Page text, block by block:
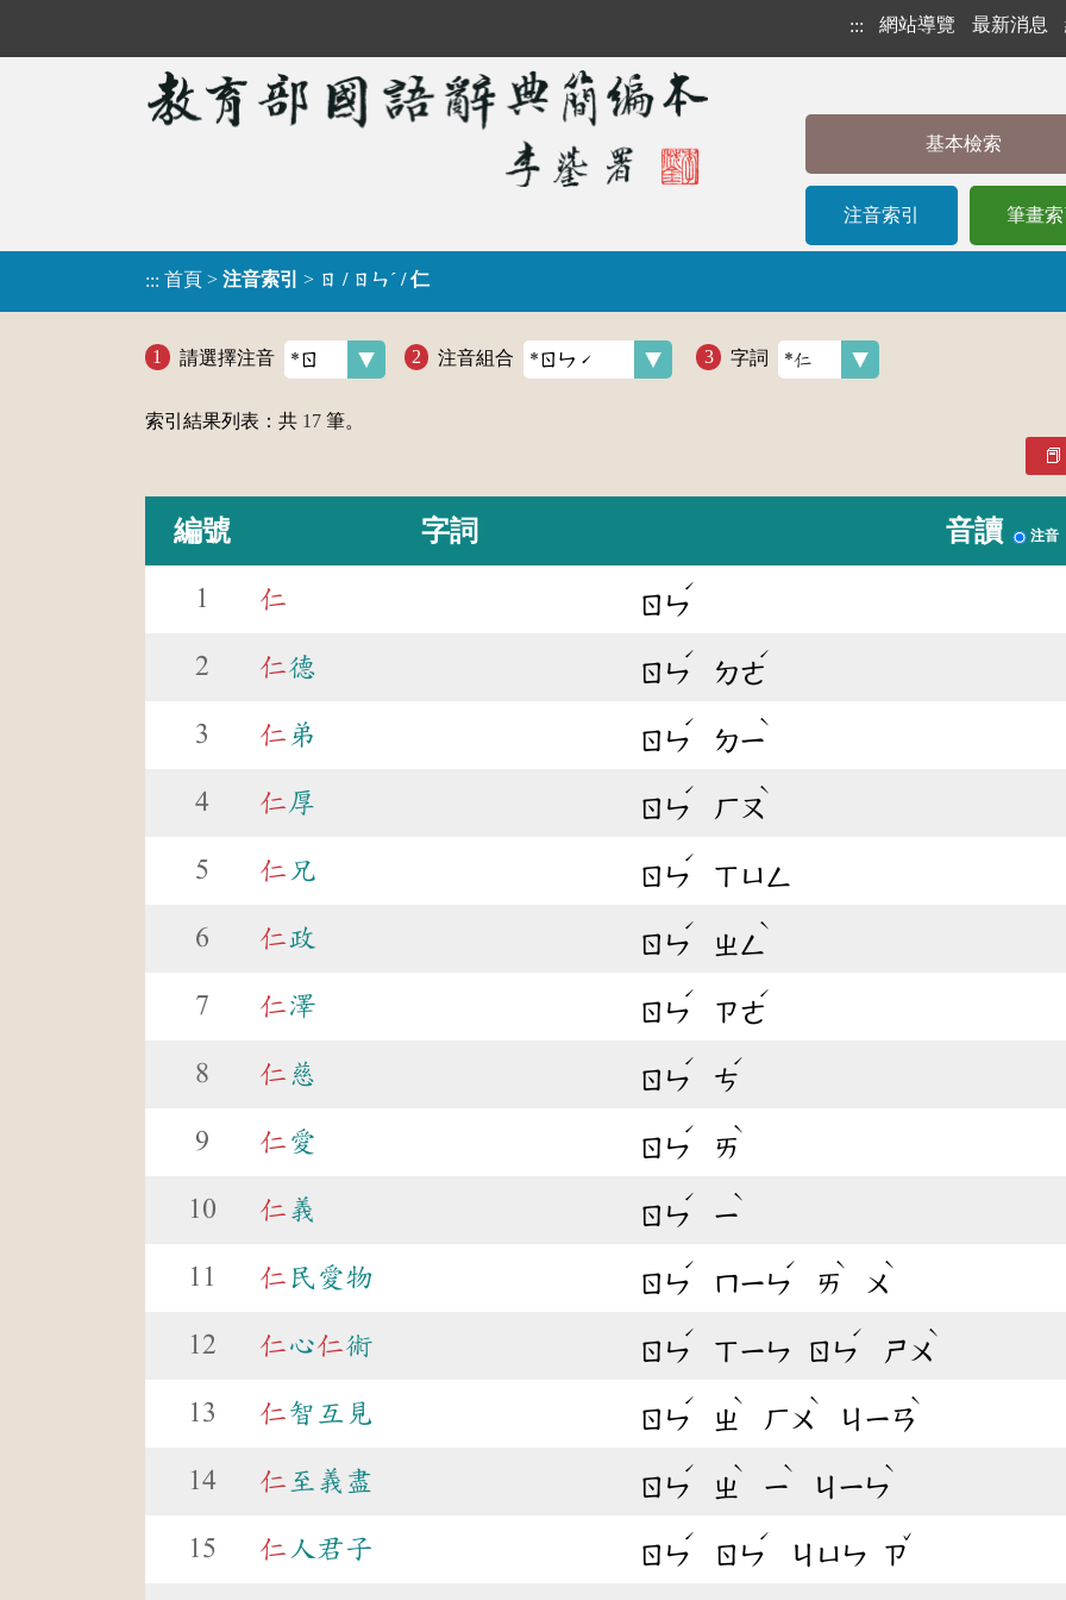
::: 網站導覽 最新消息
基本檢索
注音索引 筆畫
::: 首頁 > 注音索引 > ㄖ / ㄖㄣˊ / 仁
請選擇注音 注音組合 字詞
索引結果列表：共 17 筆。
編號 字詞 音讀 注音
1 仁 ㄖㄣ
ˊ
2 仁德 ㄖㄣ
ˊ
ㄉㄜ
ˊ
3 仁 弟 ㄖㄣ
ˊ
ㄉㄧ
ˋ
4 仁 厚 ㄖㄣ
ˊ
ㄏㄡ
ˋ
5 仁 兄 ㄖㄣ
ˊ
ㄒㄩㄥ
6 仁 政 ㄖㄣ
ˊ
ㄓㄥ
ˋ
7 仁澤 ㄖㄣ
ˊ
ㄗㄜ
ˊ
8 仁 慈 ㄖㄣ
ˊ
ㄘ
ˊ
9 仁 愛 ㄖㄣ
ˊ
ㄞ
ˋ
10 仁 義 ㄖㄣ
ˊ
ㄧ
ˋ
11 仁 民愛物 ㄖㄣ
ˊ
ㄇㄧㄣ
ˊ
ㄞ
ˋ
ㄨ
ˋ
12 仁心仁術 ㄖㄣ
ˊ
ㄒㄧㄣ ㄖㄣ
ˊ
ㄕㄨ
ˋ
13 仁智互見 ㄖㄣ
ˊ
ㄓ
ˋ
ㄏㄨ
ˋ
ㄐㄧㄢ
ˋ
14 仁 至義盡 ㄖㄣ
ˊ
ㄓ
ˋ
ㄧ
ˋ
ㄐㄧㄣ
ˋ
15 仁 人君子 ㄖㄣ
ˊ
ㄖㄣ
ˊ
ㄐㄩㄣ ㄗ
ˇ